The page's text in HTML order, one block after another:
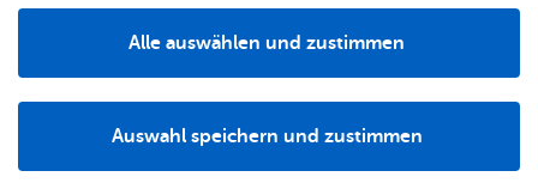
Kunst trifft Technik am Ufer des Bodensees: In dieser
Sammlung zur Geschichte der Luftschifffahrt mit einer
Kunstsammlung, die die großen Meister aus
Auswahl speichern und zustimmen
Alle auswählen und zustimmen